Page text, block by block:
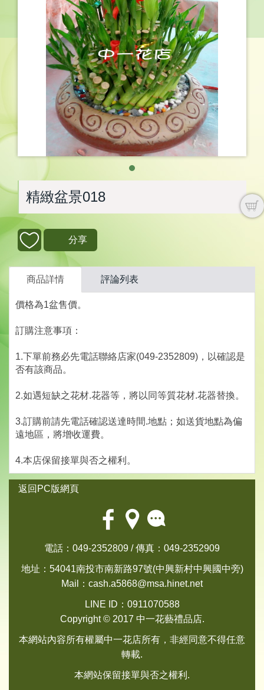
精緻盆景018
分享
商品詳情 評論列表
價格為1盆售價。
訂購注意事項：
1.下單前務必先電話聯絡店家(049-2352809)，以確認是
否有該商品。
2.如遇短缺之花材.花器等，將以同等質花材.花器替換。
3.訂購前請先電話確認送達時間.地點；如送貨地點為偏
遠地區，將增收運費。
4.本店保留接單與否之權利。
返回PC版網頁
電話：049-2352809 / 傳真：049-2352909
地址：54041南投市南新路97號(中興新村中興國中旁)
Mail： cash.a5868@msa.hinet.net
LINE ID：0911070588
Copyright © 2017 中一花藝禮品店.
本網站內容所有權屬中一花店所有，非經同意不得任意
轉載.
本網站保留接單與否之權利.